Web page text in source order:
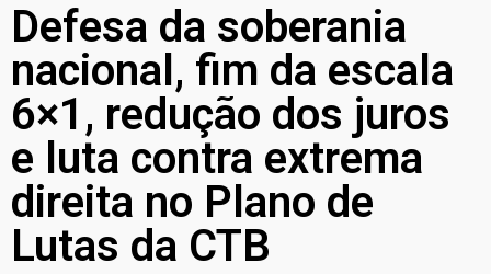
Defesa da soberania
nacional, fim da escala
6×1, redução dos juros
e luta contra extrema
direita no Plano de
Lutas da CTB